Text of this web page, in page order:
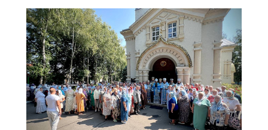
побажавши йому міцного здоров’я, Божої
допомоги, миру, духовної радості та
благословенних успіхів у подальшому
архіпастирському служінні. […]